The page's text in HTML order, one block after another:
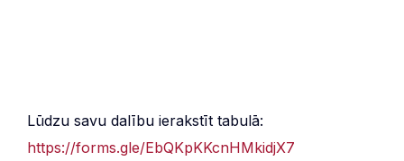
Lūdzu savu dalību ierakstīt tabulā:
https://forms.gle/EbQKpKKcnHMkidjX7